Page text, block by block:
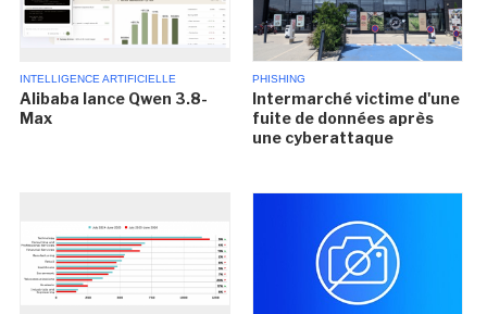
INTELLIGENCE ARTIFICIELLE
Alibaba lance Qwen 3.8-
Max
PHISHING
Intermarché victime d'une
fuite de données après
une cyberattaque